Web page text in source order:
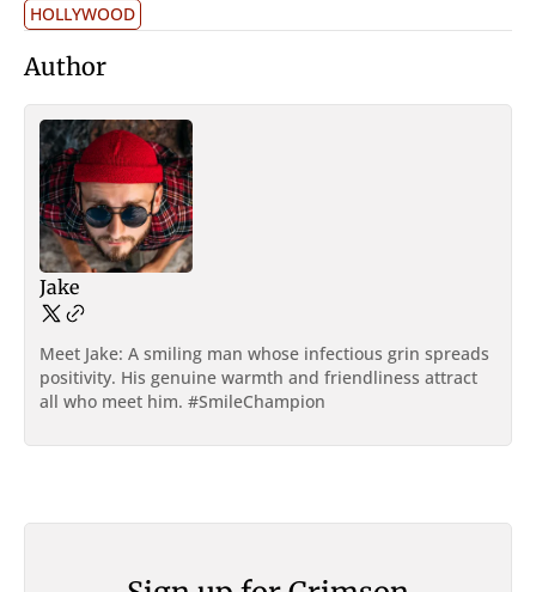
HOLLYWOOD
Author
Jake
Meet Jake: A smiling man whose infectious grin spreads
positivity. His genuine warmth and friendliness attract
all who meet him. #SmileChampion